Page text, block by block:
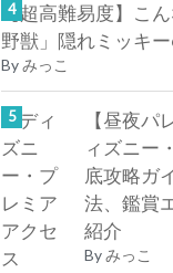
【超高難易度】こ
野獣」隠れミッキ
Byみっこ
【昼夜
ィズニー
底攻略ガ
法、鑑賞
紹介
Byみっこ